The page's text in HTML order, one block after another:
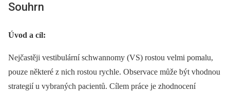
Souhrn
Úvod a cíl:
Nejčastěji vestibulární schwannomy (VS) rostou velmi pomalu,
pouze některé z nich rostou rychle. Observace může být vhodnou
strategií u vybraných pacientů. Cílem práce je zhodnocení